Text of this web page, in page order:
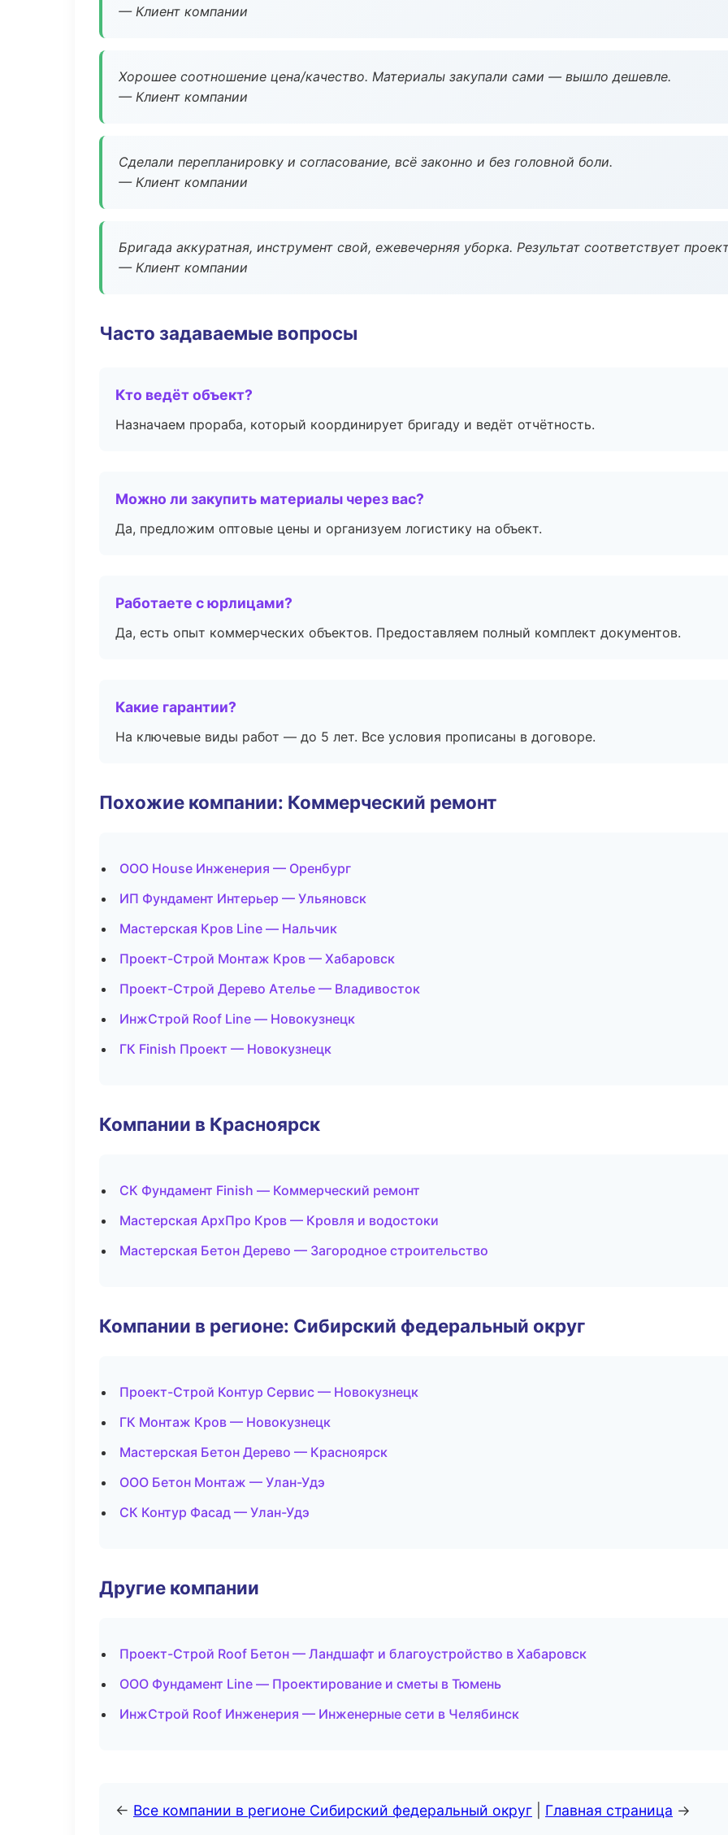
— Клиент компании
Хорошее соотношение цена/качество. Материалы закупали сами — вышло дешевле.
— Клиент компании
Сделали перепланировку и согласование, всё законно и без головной боли.
— Клиент компании
Бригада аккуратная, инструмент свой, ежевечерняя уборка. Результат соответствует
— Клиент компании
Часто задаваемые вопросы
Кто ведёт объект?
Назначаем прораба, который координирует бригаду и ведёт отчётность.
Можно ли закупить материалы через вас?
Да, предложим оптовые цены и организуем логистику на объект.
Работаете с юрлицами?
Да, есть опыт коммерческих объектов. Предоставляем полный комплект документов.
Какие гарантии?
На ключевые виды работ — до 5 лет. Все условия прописаны в договоре.
Похожие компании: Коммерческий ремонт
ООО House Инженерия — Оренбург
ИП Фундамент Интерьер — Ульяновск
Мастерская Кров Line — Нальчик
Проект-Строй Монтаж Кров — Хабаровск
Проект-Строй Дерево Ателье — Владивосток
ИнжСтрой Roof Line — Новокузнецк
ГК Finish Проект — Новокузнецк
Компании в Красноярск
СК Фундамент Finish — Коммерческий ремонт
Мастерская АрхПро Кров — Кровля и водостоки
Мастерская Бетон Дерево — Загородное строительство
Компании в регионе: Сибирский федеральный округ
Проект-Строй Контур Сервис — Новокузнецк
ГК Монтаж Кров — Новокузнецк
Мастерская Бетон Дерево — Красноярск
ООО Бетон Монтаж — Улан-Удэ
СК Контур Фасад — Улан-Удэ
Другие компании
Проект-Строй Roof Бетон — Ландшафт и благоустройство в Хабаровск
ООО Фундамент Line — Проектирование и сметы в Тюмень
ИнжСтрой Roof Инженерия — Инженерные сети в Челябинск
← Все компании в регионе Сибирский федеральный округ Главная страница →